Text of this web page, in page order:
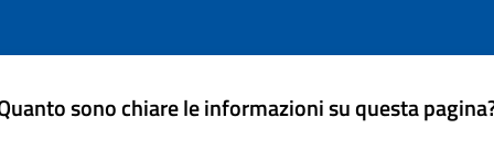
sono chiare le informazioni su questa